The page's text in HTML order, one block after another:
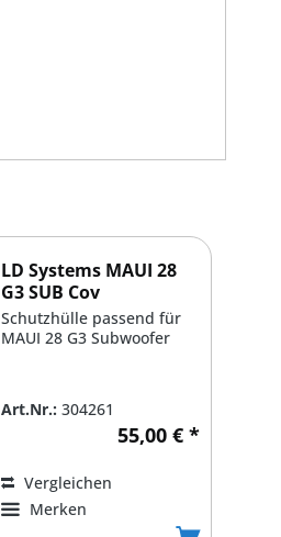
LD Systems MAUI 28
G3 SUB Cov
Schutzhülle passend für
MAUI 28 G3 Subwoofer
Art.Nr.: 304261
55,00 € *
Vergleichen
Merken